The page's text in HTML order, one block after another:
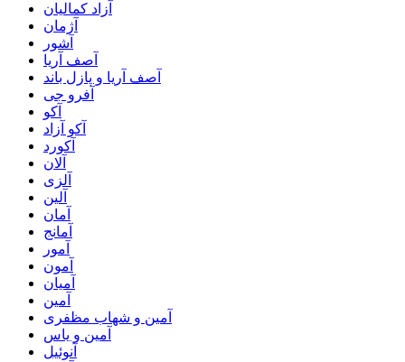
آزاد کمالیان
آژمان
آشور
آصف آریا
آصف آریا و پازل باند
آفرو جی
آکو
آکو آزاد
آکورد
آلان
آلزی
آلین
آمان
آمانج
آمور
آمون
آمیان
آمین
آمین و شهاب مظفری
آمین و یاس
آنوئیل